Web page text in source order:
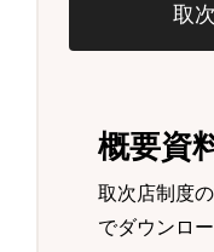
取
概要資
取次店制度
でダウンロ